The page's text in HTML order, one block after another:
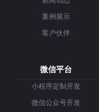
案例展示
客户伙伴
微信平台
小程序定制开发
微信公众号开发